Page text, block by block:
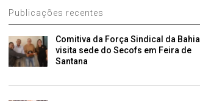
Publicações recentes
Comitiva da Força Sindical da Bahia
visita sede do Secofs em Feira de
Santana